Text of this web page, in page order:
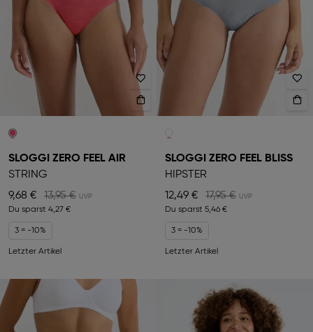
SLOGGI ZERO FEEL AIR
STRING
9,68 €
13,95 €
Du sparst 4,27 €
3 = -10%
Letzter Artikel
SLOGGI ZERO FEEL BLISS
HIPSTER
12,49 €
17,95 €
Du sparst 5,46 €
3 = -10%
Letzter Artikel